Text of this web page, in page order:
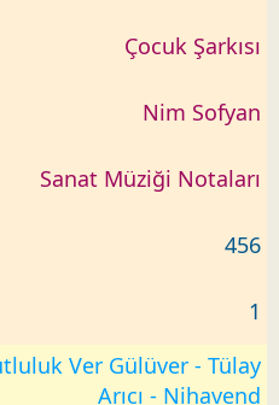
Çocuk Şarkısı
Nim Sofyan
Sanat Müziği Notaları
456
1
Ver Gülüver - Tülay
Arıcı - Nihavend